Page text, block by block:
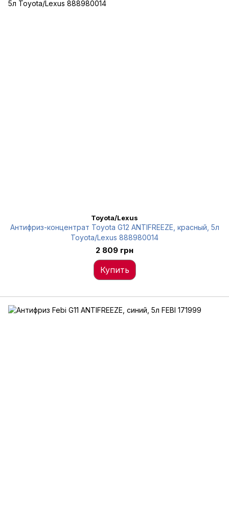
Toyota/Lexus
Антифриз-концентрат Toyota G12 ANTIFREEZE, красный, 5л
Toyota/Lexus 888980014
2 809 грн
Купить